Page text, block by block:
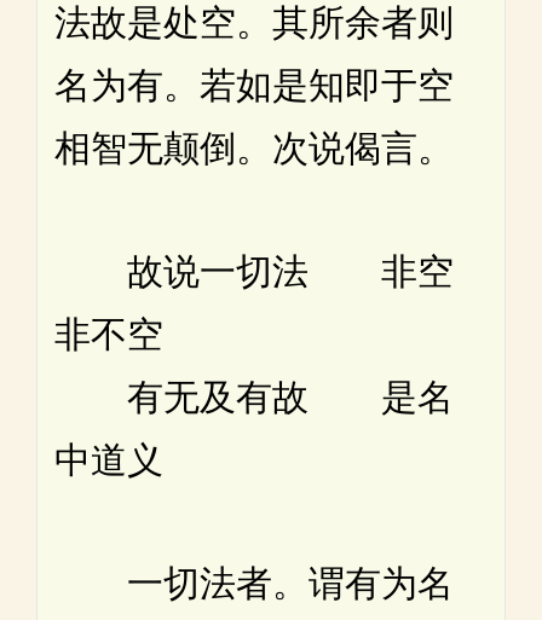
法故是处空。其所余者则
名为有。若如是知即于空
相智无颠倒。次说偈言。
故说一切法 非空
非不空
有无及有故 是名
中道义
一切法者。谓有为名